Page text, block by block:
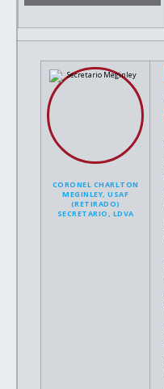
CORONEL CHARLTON
MEGINLEY, USAF
(RETIRADO)
SECRETARIO, LDVA